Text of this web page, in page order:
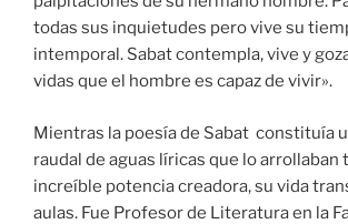
todas sus inquietudes pero vive su
intemporal. Sabat contempla, vive y
vidas que el hombre es capaz de vivir».
Mientras la poesía de Sabat constituía
raudal de aguas líricas que lo arrollaban
increíble potencia creadora, su vida
aulas. Fue Profesor de Literatura en la